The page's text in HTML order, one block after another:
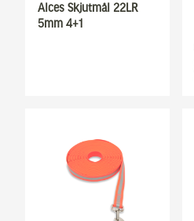
Alces Skjutmål 22LR
5mm 4+1